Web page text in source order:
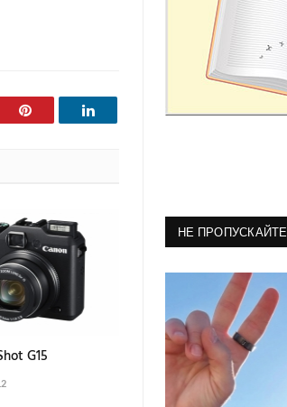
Pinterest LinkedIn
G15
НЕ ПРОПУСКАЙТЕ